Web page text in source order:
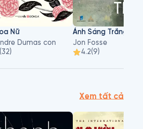
Nữ
Dumas con
(32)
Ánh Sáng Trắng
Jon Fosse
4.2(9)
Xem tất cả